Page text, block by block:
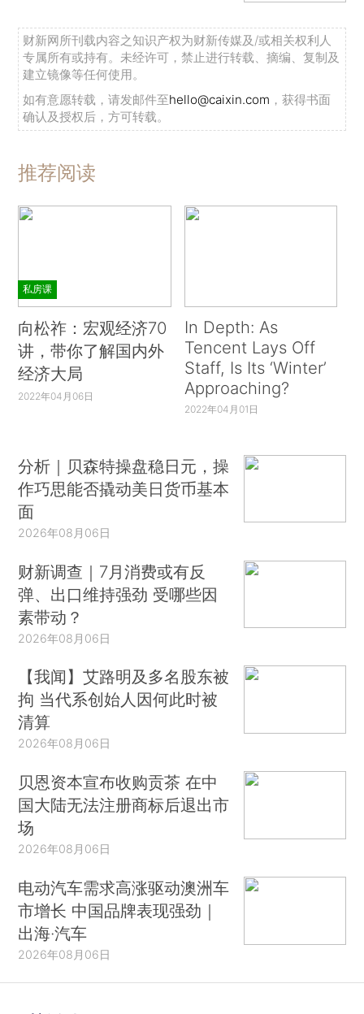
财新网所刊载内容之知识产权为财新传媒及/或相关权利人
专属所有或持有。未经许可，禁止进行转载、摘编、复制及
建立镜像等任何使用。
如有意愿转载，请发邮件至hello@caixin.com ，获得书面
确认及授权后，方可转载。
推荐阅读
私房课
向松祚：宏观经济70
讲，带你了解国内外
经济大局
2022年04月06日
In Depth: As
Tencent Lays Off
Staff, Is Its ‘Winter’
Approaching?
2022年04月01日
分析｜贝森特操盘稳日元，操
作巧思能否撬动美日货币基本
面
2026年08月06日
财新调查｜7月消费或有反
弹、出口维持强劲 受哪些因
素带动？
2026年08月06日
【我闻】艾路明及多名股东被
拘 当代系创始人因何此时被
清算
2026年08月06日
贝恩资本宣布收购贡茶 在中
国大陆无法注册商标后退出市
场
2026年08月06日
电动汽车需求高涨驱动澳洲车
市增长 中国品牌表现强劲｜
出海·汽车
2026年08月06日